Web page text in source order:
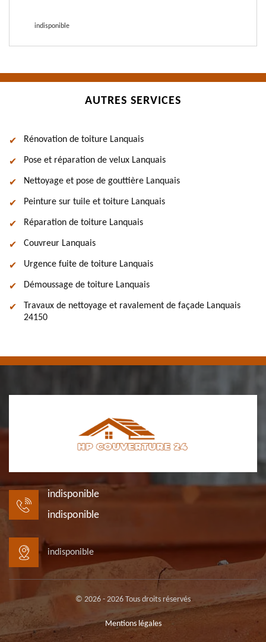
indisponible
AUTRES SERVICES
Rénovation de toiture Lanquais
Pose et réparation de velux Lanquais
Nettoyage et pose de gouttière Lanquais
Peinture sur tuile et toiture Lanquais
Réparation de toiture Lanquais
Couvreur Lanquais
Urgence fuite de toiture Lanquais
Démoussage de toiture Lanquais
Travaux de nettoyage et ravalement de façade Lanquais
24150
indisponible
indisponible
indisponible
© 2026 - 2026 Tous droits réservés
Mentions légales